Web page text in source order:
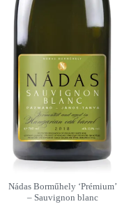
Nádas Borműhely ‘Prémium’
– Sauvignon blanc